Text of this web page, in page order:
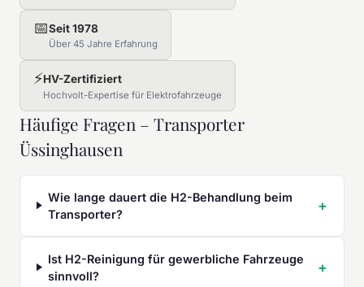
📅Seit 1978
Über 45 Jahre Erfahrung
⚡HV-Zertifiziert
Hochvolt-Expertise für Elektrofahrzeuge
Häufige Fragen – Transporter
Üssinghausen
Wie lange dauert die H2-Behandlung beim
Transporter?
Ist H2-Reinigung für gewerbliche Fahrzeuge
sinnvoll?